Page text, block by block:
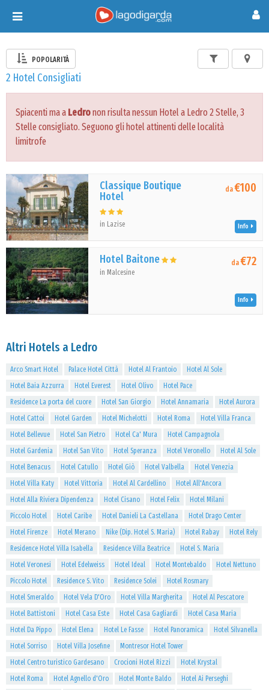
Toggle
navigation
POPOLARITÀ
2 Hotel Consigliati
Spiacenti ma a Ledronon risulta nessun Hotel a Ledro 2 Stelle, 3
Stelle consigliato. Seguono gli hotel attinenti delle località
limitrofe
Classique Boutique
Hotel
in Lazise
da€100
Info
Hotel Baitone
in Malcesine
da€72
Info
Altri Hotels a Ledro
Arco Smart Hotel Palace Hotel Città Hotel Al Frantoio
Hotel Al Sole
Hotel Baia Azzurra
Hotel Everest Hotel Olivo
Hotel Pace
Residence La porta del cuore
Hotel San Giorgio Hotel Annamaria
Hotel Aurora
Hotel Cattoi
Hotel Garden Hotel Michelotti Hotel Roma
Hotel Villa Franca
Hotel Bellevue
Hotel San Pietro Hotel Ca' Mura
Hotel Campagnola
Hotel Gardenia
Hotel San Vito Hotel Speranza Hotel Veronello
Hotel Al Sole
Hotel Benacus
Hotel Catullo Hotel Giò Hotel Valbella
Hotel Venezia
Hotel Villa Katy
Hotel Vittoria Hotel Al Cardellino
Hotel All'Ancora
Hotel Alla Riviera Dipendenza
Hotel Cisano Hotel Felix
Hotel Milani
Piccolo Hotel
Hotel Caribe Hotel Danieli La Castellana
Hotel Drago Center
Hotel Firenze
Hotel Merano Nike (Dip. Hotel S. Maria) Hotel Rabay
Hotel Rely
Residence Hotel Villa Isabella
Residence Villa Beatrice
Hotel S. Maria
Hotel Veronesi
Hotel Edelweiss Hotel Ideal Hotel Montebaldo
Hotel Nettuno
Piccolo Hotel
Residence S. Vito Residence Solei
Hotel Rosmary
Hotel Smeraldo
Hotel Vela D'Oro Hotel Villa Margherita
Hotel Al Pescatore
Hotel Battistoni
Hotel Casa Este Hotel Casa Gagliardi
Hotel Casa Maria
Hotel Da Pippo
Hotel Elena Hotel Le Fasse Hotel Panoramica
Hotel Silvanella
Hotel Sorriso
Hotel Villa Josefine
Montresor Hotel Tower
Hotel Centro turistico Gardesano
Crocioni Hotel Rizzi
Hotel Krystal
Hotel Roma
Hotel Agnello d'Oro Hotel Monte Baldo
Hotel Ai Perseghi